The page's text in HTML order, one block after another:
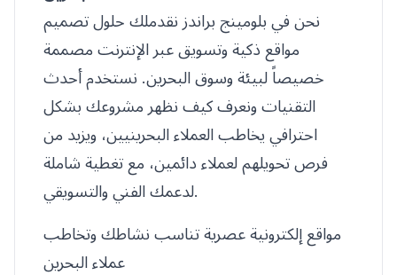
نحن في بلومينج براندز نقدملك حلول تصميم
مواقع ذكية وتسويق عبر الإنترنت مصممة
خصيصاً لبيئة وسوق البحرين. نستخدم أحدث
التقنيات ونعرف كيف نظهر مشروعك بشكل
احترافي يخاطب العملاء البحرينيين، ويزيد من
فرص تحويلهم لعملاء دائمين، مع تغطية شاملة
لدعمك الفني والتسويقي.
مواقع إلكترونية عصرية تناسب نشاطك وتخاطب
عملاء البحرين